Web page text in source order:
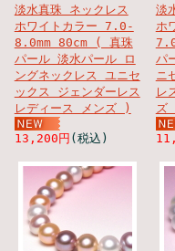
淡水真珠 ネックレス
ホワイトカラー 7.0-
8.0mm 80cm ( 真珠
パール 淡水パール ロ
ングネックレス ユニセ
ックス ジェンダーレス
レディース メンズ )
13,200円 (税込)
淡
ホ
パ
ニ
レ
ズ